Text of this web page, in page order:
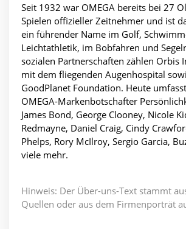
Seit 1932 war OMEGA bereits bei 27
Spielen offizieller Zeitnehmer und ist
ein führender Name im Golf,
Leichtathletik, im Bobfahren und
sozialen Partnerschaften zählen Orbis
mit dem fliegenden Augenhospital
GoodPlanet Foundation. Heute
OMEGA-Markenbotschafter
James Bond, George Clooney, Nicole
Redmayne, Daniel Craig, Cindy
Phelps, Rory McIlroy, Sergio Garcia,
viele mehr.
Hinweis: Der Über-uns-Text stammt
Quellen oder aus dem Firmenporträt